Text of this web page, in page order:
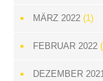
MÄRZ 2022 (1)
FEBRUAR 2022
DEZEMBER